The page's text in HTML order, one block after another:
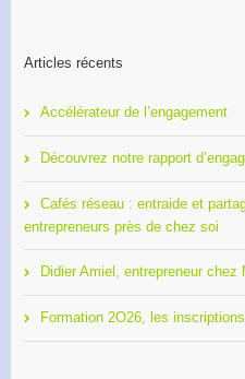
Articles récents
Accélérateur de l’engagement
Découvrez notre rapport
Cafés réseau : entraide et
entrepreneurs près de chez soi
Didier Amiel, entrepreneur chez
Formation 2O26, les